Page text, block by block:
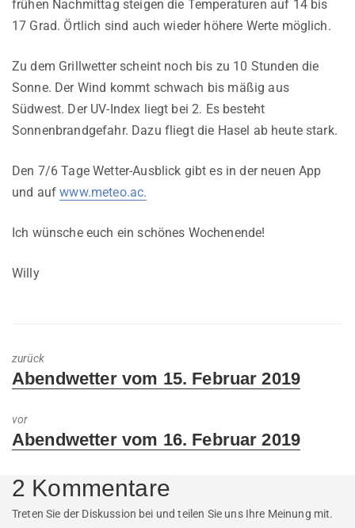
frühen Nachmittag steigen die Temperaturen auf 14 bis
17 Grad. Örtlich sind auch wieder höhere Werte möglich.
Zu dem Grillwetter scheint noch bis zu 10 Stunden die
Sonne. Der Wind kommt schwach bis mäßig aus
Südwest. Der UV-Index liegt bei 2. Es besteht
Sonnenbrandgefahr. Dazu fliegt die Hasel ab heute stark.
Den 7/6 Tage Wetter-Ausblick gibt es in der neuen App
und aufwww.meteo.ac.
Ich wünsche euch ein schönes Wochenende!
Willy
zurück
Previous
Abendwetter vom 15. Februar 2019
vor
Next
Abendwetter vom 16. Februar 2019
2 Kommentare
Treten Sie der Diskussion bei und teilen Sie uns Ihre Meinung mit.